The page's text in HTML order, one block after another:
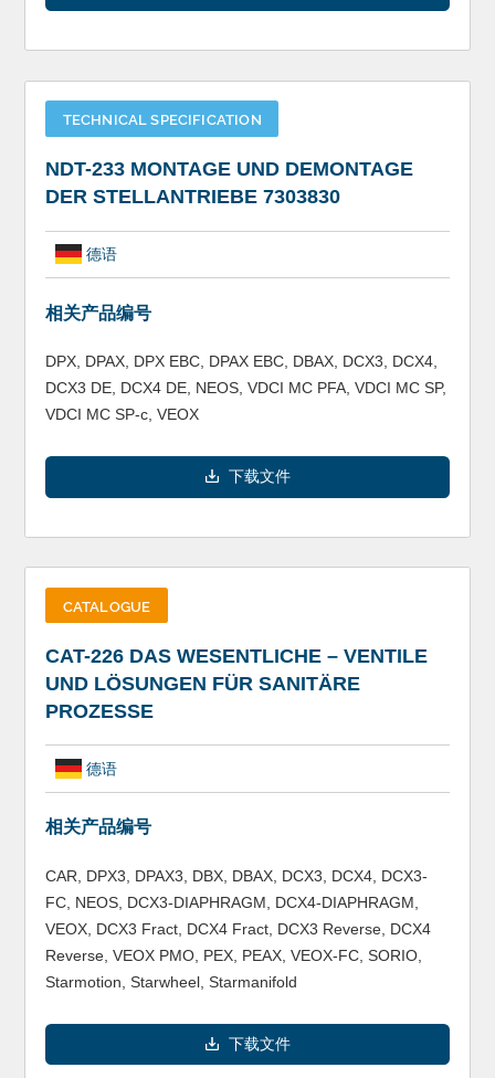
TECHNICAL SPECIFICATION
NDT-233 MONTAGE UND DEMONTAGE
DER STELLANTRIEBE 7303830
德语
相关产品编号
DPX, DPAX, DPX EBC, DPAX EBC, DBAX, DCX3, DCX4,
DCX3 DE, DCX4 DE, NEOS, VDCI MC PFA, VDCI MC SP,
VDCI MC SP-c, VEOX
下载文件
CATALOGUE
CAT-226 DAS WESENTLICHE – VENTILE
UND LÖSUNGEN FÜR SANITÄRE
PROZESSE
德语
相关产品编号
CAR, DPX3, DPAX3, DBX, DBAX, DCX3, DCX4, DCX3-
FC, NEOS, DCX3-DIAPHRAGM, DCX4-DIAPHRAGM,
VEOX, DCX3 Fract, DCX4 Fract, DCX3 Reverse, DCX4
Reverse, VEOX PMO, PEX, PEAX, VEOX-FC, SORIO,
Starmotion, Starwheel, Starmanifold
下载文件